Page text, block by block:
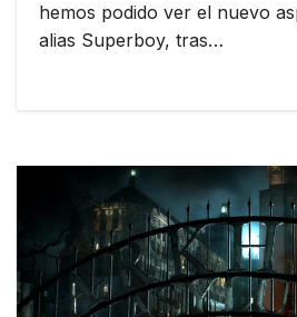
hemos podido ver el nuevo
alias Superboy, tras…